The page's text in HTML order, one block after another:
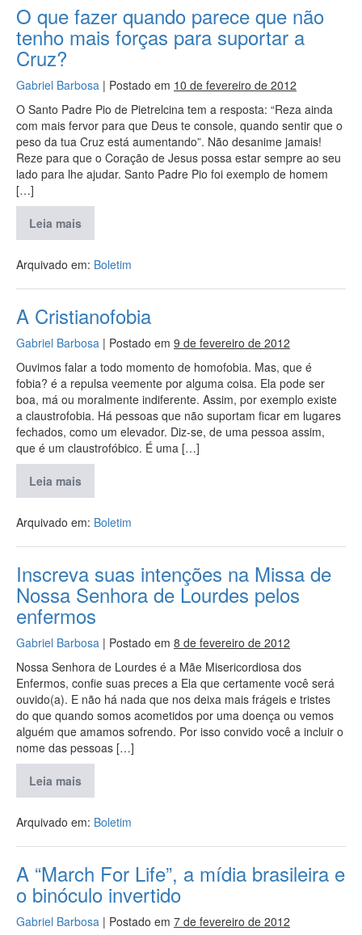
O que fazer quando parece que não
tenho mais forças para suportar a
Cruz?
Gabriel Barbosa | Postado em 10 de fevereiro de 2012
O Santo Padre Pio de Pietrelcina tem a resposta: “Reza ainda
com mais fervor para que Deus te console, quando sentir que o
peso da tua Cruz está aumentando”. Não desanime jamais!
Reze para que o Coração de Jesus possa estar sempre ao seu
lado para lhe ajudar. Santo Padre Pio foi exemplo de homem
[…]
Leia mais
Arquivado em: Boletim
A Cristianofobia
Gabriel Barbosa | Postado em 9 de fevereiro de 2012
Ouvimos falar a todo momento de homofobia. Mas, que é
fobia? é a repulsa veemente por alguma coisa. Ela pode ser
boa, má ou moralmente indiferente. Assim, por exemplo existe
a claustrofobia. Há pessoas que não suportam ficar em lugares
fechados, como um elevador. Diz-se, de uma pessoa assim,
que é um claustrofóbico. É uma […]
Leia mais
Arquivado em: Boletim
Inscreva suas intenções na Missa de
Nossa Senhora de Lourdes pelos
enfermos
Gabriel Barbosa | Postado em 8 de fevereiro de 2012
Nossa Senhora de Lourdes é a Mãe Misericordiosa dos
Enfermos, confie suas preces a Ela que certamente você será
ouvido(a). E não há nada que nos deixa mais frágeis e tristes
do que quando somos acometidos por uma doença ou vemos
alguém que amamos sofrendo. Por isso convido você a incluir o
nome das pessoas […]
Leia mais
Arquivado em: Boletim
A “March For Life”, a mídia brasileira e
o binóculo invertido
Gabriel Barbosa | Postado em 7 de fevereiro de 2012